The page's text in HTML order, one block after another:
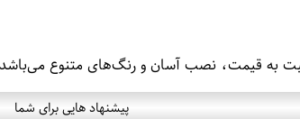
به قیمت، نصب آسان و رنگ‌های متنوع می‌باشد
پیشنهاد هایی برای شما